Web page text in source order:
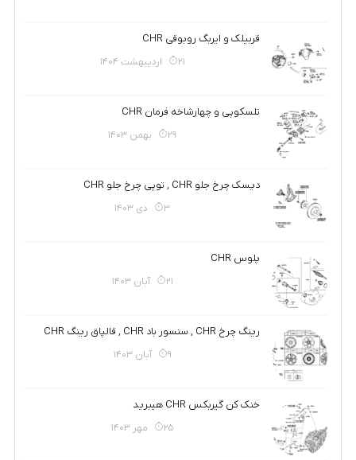
قربیلک و ایربگ روبوقی CHR
21 اردیبهشت 1404
تلسکوپی و چهارشاخه فرمان CHR
29 بهمن 1403
دیسک چرخ جلو CHR , توپی چرخ جلو CHR
3 دی 1403
پلوس CHR
21 آبان 1403
رینگ چرخ CHR , سنسور باد CHR , قالپاق رینگ CHR
9 آبان 1403
خنک کن گیربکس CHR هیبرید
25 مهر 1403